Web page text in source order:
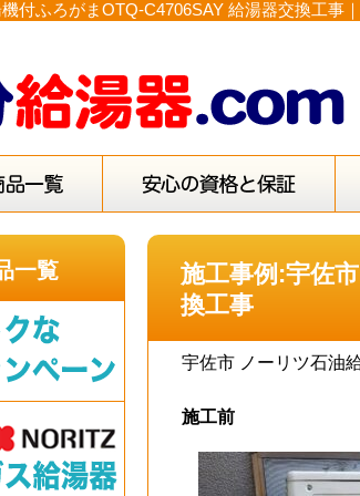
付ふろがまOTQ-C4706SAY 給湯器交換工事
施工事例:宇佐
換工事
宇佐市 ノーリツ石油
施工前
一覧